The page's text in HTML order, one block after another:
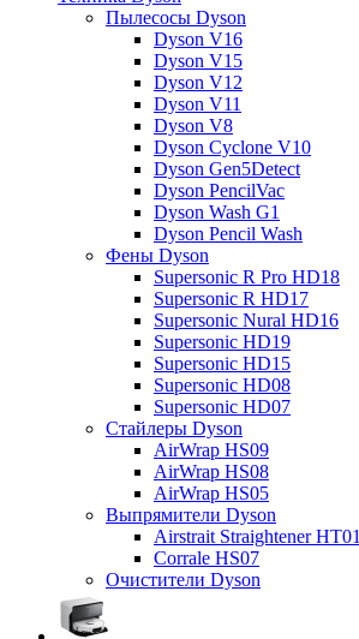
Пылесосы Dyson
Dyson V16
Dyson V15
Dyson V12
Dyson V11
Dyson V8
Dyson Cyclone V10
Dyson Gen5Detect
Dyson PencilVac
Dyson Wash G1
Dyson Pencil Wash
Фены Dyson
Supersonic R Pro HD18
Supersonic R HD17
Supersonic Nural HD16
Supersonic HD19
Supersonic HD15
Supersonic HD08
Supersonic HD07
Стайлеры Dyson
AirWrap HS09
AirWrap HS08
AirWrap HS05
Выпрямители Dyson
Airstrait Straightener HT01
Corrale HS07
Очистители Dyson